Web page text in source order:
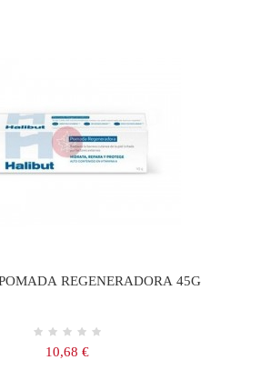
REGENERADORA 45G
Precio
10,68 €